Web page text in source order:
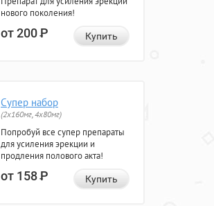
нового поколения!
от 200Р Купить
Супер набор
(2х160мг, 4х80мг)
Попробуй все супер препараты
для усиления эрекции и
продления полового акта!
от 158Р Купить